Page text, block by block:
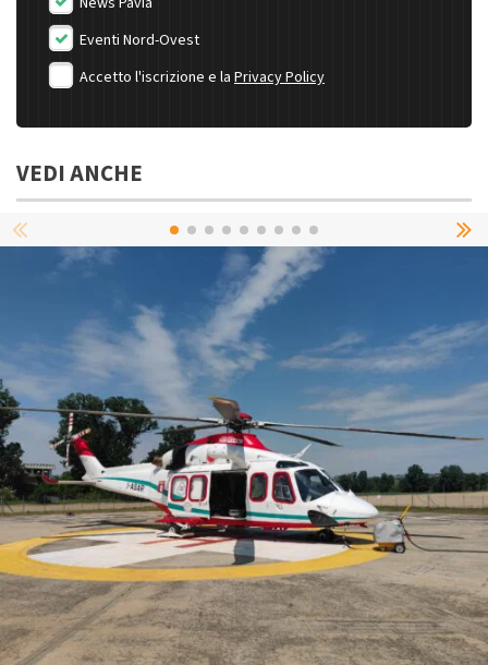
Eventi Nord-Ovest
Accetto l'iscrizione e la Privacy Policy
VEDI ANCHE